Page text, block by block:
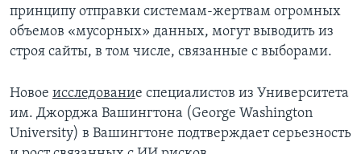
принципу отправки системам-жертвам огромных
объемов «мусорных» данных, могут выводить из
строя сайты, в том числе, связанные с выборами.
Новое исследование специалистов из Университета
им. Джорджа Вашингтона (George Washington
University) в Вашингтоне подтверждает серьезность